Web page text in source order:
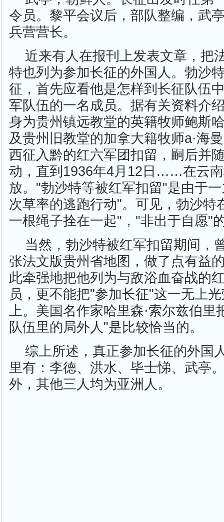
令员。黎平会议后，部队整编，武
兵营营长。
近来有人在报刊上发表文章，把
特也列为参加长征的外国人。勃沙
征，首先应看他是怎样到长征队伍
军队伍的一名成员。据有关资料介
身为贵州镇远教堂的英籍牧师鲍斯
及贵州旧教堂的加拿大籍牧师a·海
西征入黔的红六军团扣留，嗣后并
动，直到1936年4月12日……在云
放。"勃沙特等被红军扣留"是由于
次草率的逃跑行动"。可见，勃沙特
一根绳子拴在一起"，"非出于自愿"
当然，勃沙特被红军扣留期间，
张法文版贵州省地图，做了点有益
此牵强地把他列为与敌浴血奋战的
员，更不能把"参加长征"这一无上
上。美国名作家哈里森·索尔兹伯里
队伍里的局外人"是比较恰当的。
综上所述，真正参加长征的外国
里有：李德、洪水、毕士悌、武亭
外，其他三人均为亚洲人。